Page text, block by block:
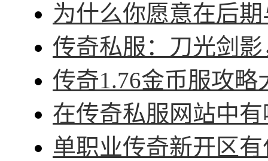
为什么你愿意在后
传奇私服：刀光剑
传奇1.76金币服攻
在传奇私服网站中
单职业传奇新开区